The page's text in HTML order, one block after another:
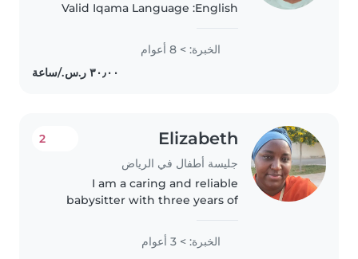
Valid Iqama Language :English
Dedicated, caring, and
responsible nanny with over 8
years of experience providing
الخبرة: > 8 أعوام
Elizabeth
جليسة أطفال في الرياض
2
I am a caring and reliable
babysitter with three years of
children. I truly love babies and
enjoy creating a safe, happy, and
الخبرة: > 3 أعوام